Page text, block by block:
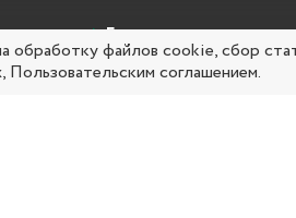
Главная
Об организации
обработку файлов cookie, сбор
, Пользовательским соглашением.